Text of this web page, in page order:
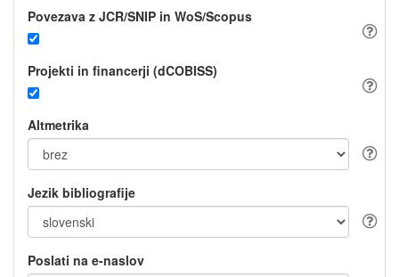
Povezava z JCR/SNIP in WoS/Scopus
Projekti in financerji (dCOBISS)
Altmetrika
Jezik bibliografije
Poslati na e-naslov